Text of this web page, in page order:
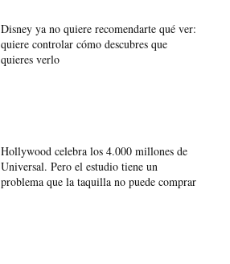
Disney ya no quiere recomendarte qué ver:
quiere controlar cómo descubres que
quieres verlo
Hollywood celebra los 4.000 millones de
Universal. Pero el estudio tiene un
problema que la taquilla no puede comprar